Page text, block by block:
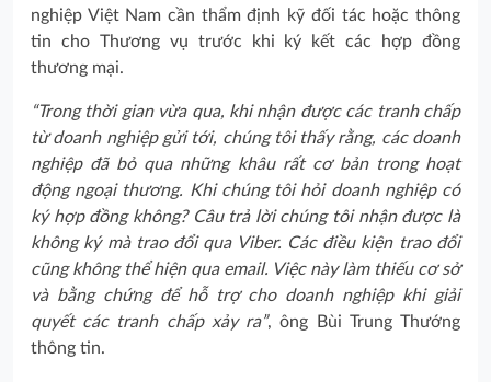
nghiệp Việt Nam cần thẩm định kỹ đối tác hoặc thông
tin cho Thương vụ trước khi ký kết các hợp đồng
thương mại.
“Trong thời gian vừa qua, khi nhận được các tranh chấp
từ doanh nghiệp gửi tới, chúng tôi thấy rằng, các doanh
nghiệp đã bỏ qua những khâu rất cơ bản trong hoạt
động ngoại thương. Khi chúng tôi hỏi doanh nghiệp có
ký hợp đồng không? Câu trả lời chúng tôi nhận được là
không ký mà trao đổi qua Viber. Các điều kiện trao đổi
cũng không thể hiện qua email. Việc này làm thiếu cơ sở
và bằng chứng để hỗ trợ cho doanh nghiệp khi giải
quyết các tranh chấp xảy ra”, ông Bùi Trung Thướng
thông tin.